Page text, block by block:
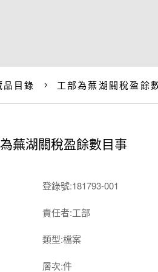
品目錄 工部為蕪湖關稅盈餘
蕪湖關稅盈餘數目事
登錄號:181793-001
責任者:工部
類型:檔案
層次:件